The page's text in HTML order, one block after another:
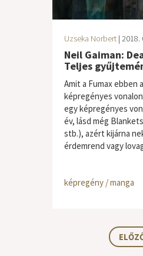
Uzseka Norbert | 2018.
Neil Gaiman:
Teljes
Amit a Fumax ebben
képregényes
egy képregényes
év, lásd még
stb.), azért kijárna
érdemrend vagy
képregény / manga